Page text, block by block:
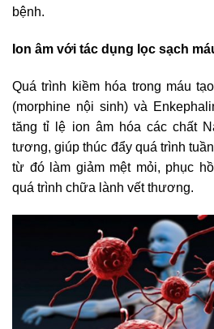
bệnh.
Ion âm với tác dụng lọc sạch
Quá trình kiềm hóa trong máu
(morphine nội sinh) và
tăng tỉ lệ ion âm hóa các chất
tương, giúp thúc đẩy quá trình
từ đó làm giảm mệt mỏi, phục
quá trình chữa lành vết thương.